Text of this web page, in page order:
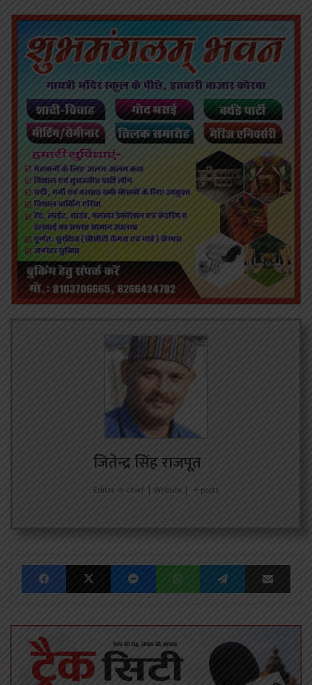
जितेन्द्र सिंह राजपूत
Editor in chief | Website | + posts
FacebookX MessengerWhatsAppTelegram Share via Email